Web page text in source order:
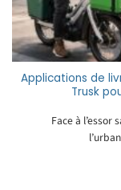
Applications de
Trusk
Face à